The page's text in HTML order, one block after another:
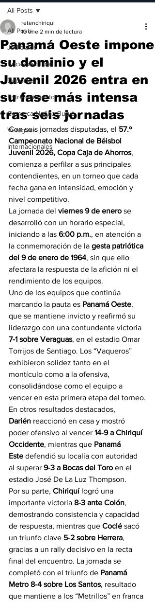
All Posts
Judiciales
Bocas del Toro
Deportes
Entretenimiento
Comarca Ngäbe-Buglé
Veraguas
Internacionales
All Posts
Panamá Oeste impone
su dominio y el
Juvenil 2026 entra en
su fase más intensa
tras seis jornadas
retenchiriqui
10 ene 2 min de lectura
Con seis jornadas disputadas, el 57.º
Campeonato Nacional de Béisbol
Juvenil 2026, Copa Caja de Ahorros,
comienza a perfilar a sus principales
contendientes, en un torneo que cada
fecha gana en intensidad, emoción y
nivel competitivo.
La jornada del viernes 9 de enero se
desarrolló con un horario especial,
iniciando a las 6:00 p.m., en atención a
la conmemoración de la gesta patriótica
del 9 de enero de 1964, sin que ello
afectara la respuesta de la afición ni el
rendimiento de los equipos.
Uno de los equipos que continúa
marcando la pauta es Panamá Oeste,
que se mantiene invicto y reafirmó su
liderazgo con una contundente victoria
7-1 sobre Veraguas, en el estadio Omar
Torrijos de Santiago. Los “Vaqueros”
exhibieron solidez tanto en el
montículo como a la ofensiva,
consolidándose como el equipo a
vencer en esta primera etapa del torneo.
En otros resultados destacados,
Darién reaccionó en casa y mostró
poder ofensivo al vencer 14-9 a Chiriquí
Occidente, mientras que Panamá
Este defendió su localía con autoridad
al superar 9-3 a Bocas del Toro en el
estadio José De La Luz Thompson.
Por su parte, Chiriquí logró una
importante victoria 8-3 ante Colón,
demostrando consistencia y capacidad
de respuesta, mientras que Coclé sacó
un triunfo clave 5-2 sobre Herrera,
gracias a un rally decisivo en la recta
final del encuentro. La jornada se
completó con el triunfo de Panamá
Metro 8-4 sobre Los Santos, resultado
que mantiene a los “Metrillos” en franca